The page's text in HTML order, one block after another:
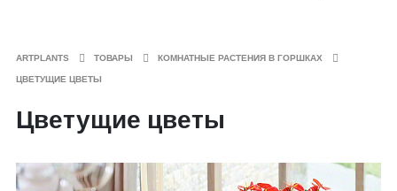
ARTPLANTS ТОВАРЫ КОМНАТНЫЕ РАСТЕНИЯ В ГОРШКАХ
ЦВЕТУЩИЕ ЦВЕТЫ
Цветущие цветы